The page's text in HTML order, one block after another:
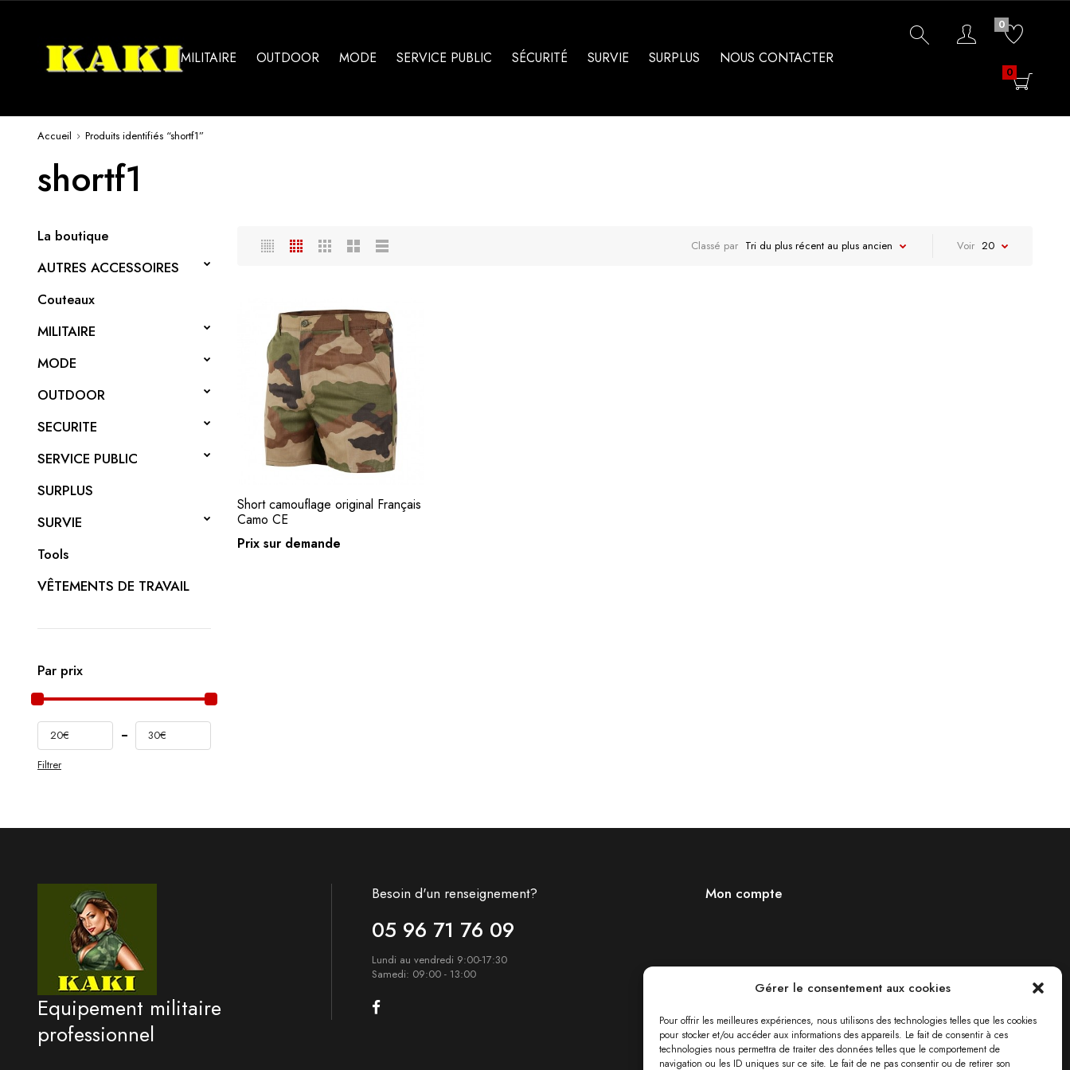
Gérer le consentement aux cookies
Pour offrir les meilleures expériences, nous utilisons des technologies telles que les cookies
pour stocker et/ou accéder aux informations des appareils. Le fait de consentir à ces
technologies nous permettra de traiter des données telles que le comportement de
navigation ou les ID uniques sur ce site. Le fait de ne pas consentir ou de retirer son
MILITAIRE OUTDOOR MODE SERVICE PUBLIC SÉCURITÉ SURVIE SURPLUS NOUS CONTACTER
0
0
Accueil Produits identifiés “shortf1”
shortf1
Classé par Tri du plus récent au plus ancien Voir 20
Demande de devis
Short camouflage original Français
Camo CE
Prix sur demande
La boutique
AUTRES ACCESSOIRES
Couteaux
MILITAIRE
MODE
OUTDOOR
SECURITE
SERVICE PUBLIC
SURPLUS
SURVIE
Tools
VÊTEMENTS DE TRAVAIL
Par prix
Filtrer
20€ 30€
Equipement militaire
professionnel
Besoin d'un renseignement?
05 96 71 76 09
Lundi au vendredi 9:00-17:30
Samedi: 09:00 - 13:00
Mon compte